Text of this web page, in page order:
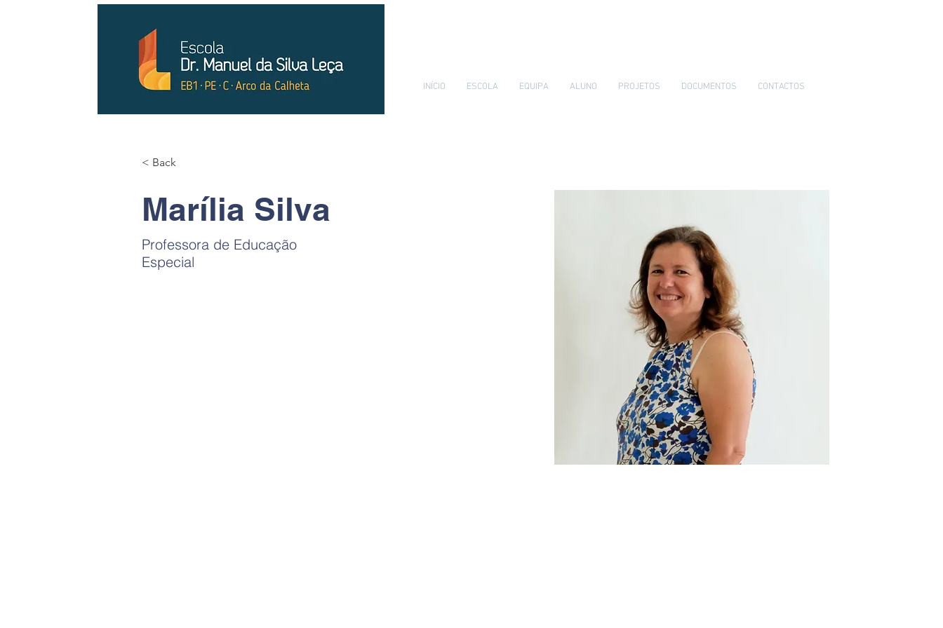
INÍCIO ESCOLA EQUIPA ALUNO PROJETOS DOCUMENTOS CONTACTOS
< Back
Marília Silva
Professora de Educação
Especial